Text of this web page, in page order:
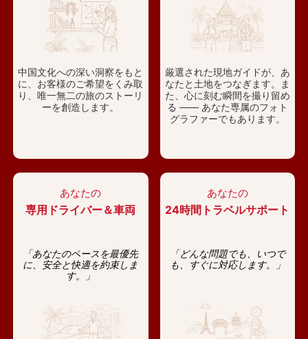
中国文化への深い洞察をもと
に、お客様のご希望をくみ取
り、唯一無二の旅のストーリ
ーを創造します。
厳選された現地ガイドが、あ
なたと土地をつなぎます。ま
た、心に刻む瞬間を撮り留め
る —— あなた専属のフォト
グラファーでもあります。
あなたの
専用ドライバー＆車両
「あなたのペースを最優先
に、安全と快適を約束しま
す。」
あなたの
24時間トラベルサポート
「どんな問題でも、いつで
も、すぐに対応します。」